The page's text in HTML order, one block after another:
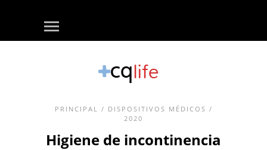
PRINCIPAL / DISPOSITIVOS MÉDICOS /
2020
Higiene de incontinencia